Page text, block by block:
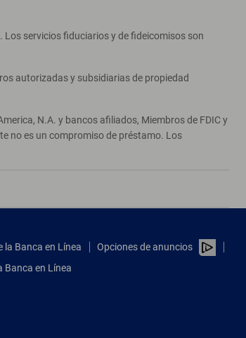
servicios fiduciarios y de fideicomisos son
autorizadas y subsidiarias de propiedad
N.A. y bancos afiliados, Miembros de FDIC y
no es un compromiso de préstamo. Los
la Banca en Línea
Opciones de anuncios
Banca en Línea